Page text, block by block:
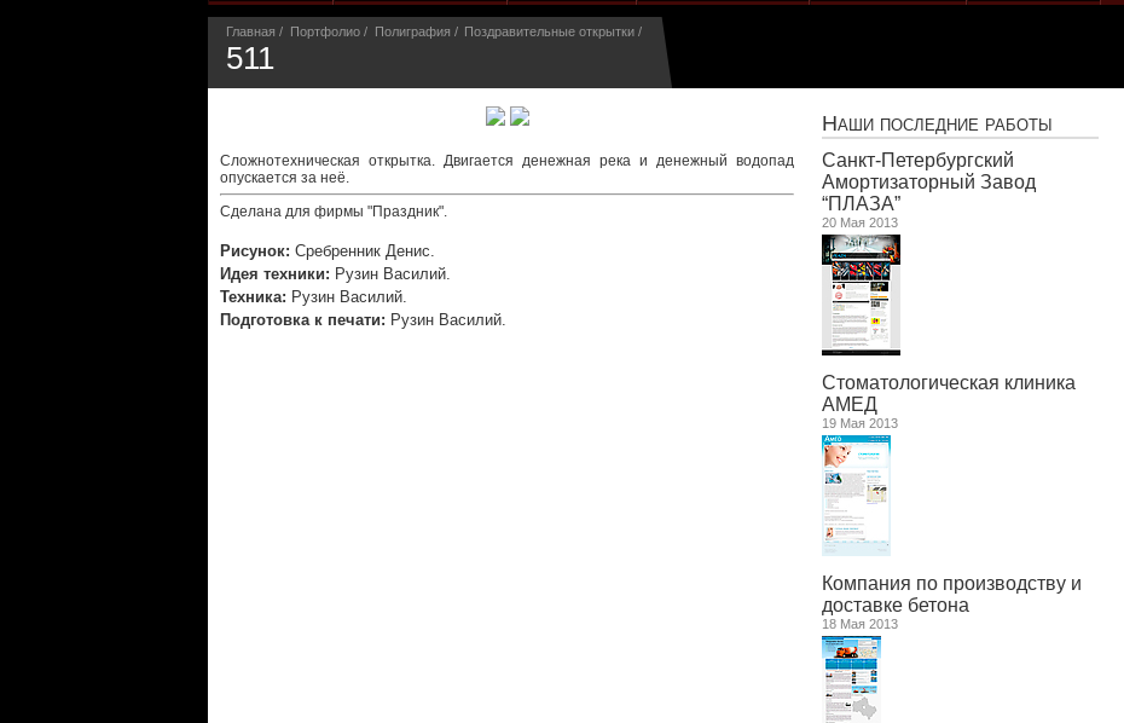
Главная Портфолио Полиграфия Поздравительные открытки
511
Сложнотехническая открытка. Двигается денежная река и денежный водопад
опускается за неё.
Сделана для фирмы "Праздник".
Рисунок: Сребренник Денис.
Идея техники: Рузин Василий.
Техника: Рузин Василий.
Подготовка к печати: Рузин Василий.
Наши последние работы
Санкт-Петербургский
Амортизаторный Завод
“ПЛАЗА”
20 Мая 2013
Стоматологическая клиника
АМЕД
19 Мая 2013
Компания по производству и
доставке бетона
18 Мая 2013